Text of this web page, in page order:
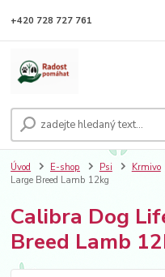
+420 728 727 761
Úvod E-shop Psi Krmivo
Large Breed Lamb 12kg
Calibra Dog
Breed Lamb